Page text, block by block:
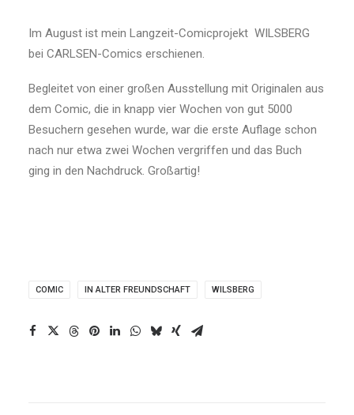
Im August ist mein Langzeit-Comicprojekt WILSBERG
bei CARLSEN-Comics erschienen.
Begleitet von einer großen Ausstellung mit Originalen aus
dem Comic, die in knapp vier Wochen von gut 5000
Besuchern gesehen wurde, war die erste Auflage schon
nach nur etwa zwei Wochen vergriffen und das Buch
ging in den Nachdruck. Großartig!
COMIC IN ALTER FREUNDSCHAFT WILSBERG